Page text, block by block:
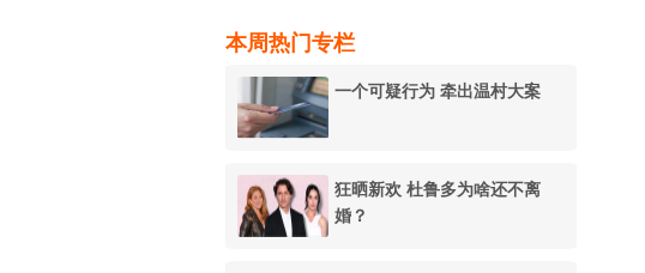
本周热门专栏
一个可疑行为 牵出温村大案
狂晒新欢 杜鲁多为啥还不离
婚？